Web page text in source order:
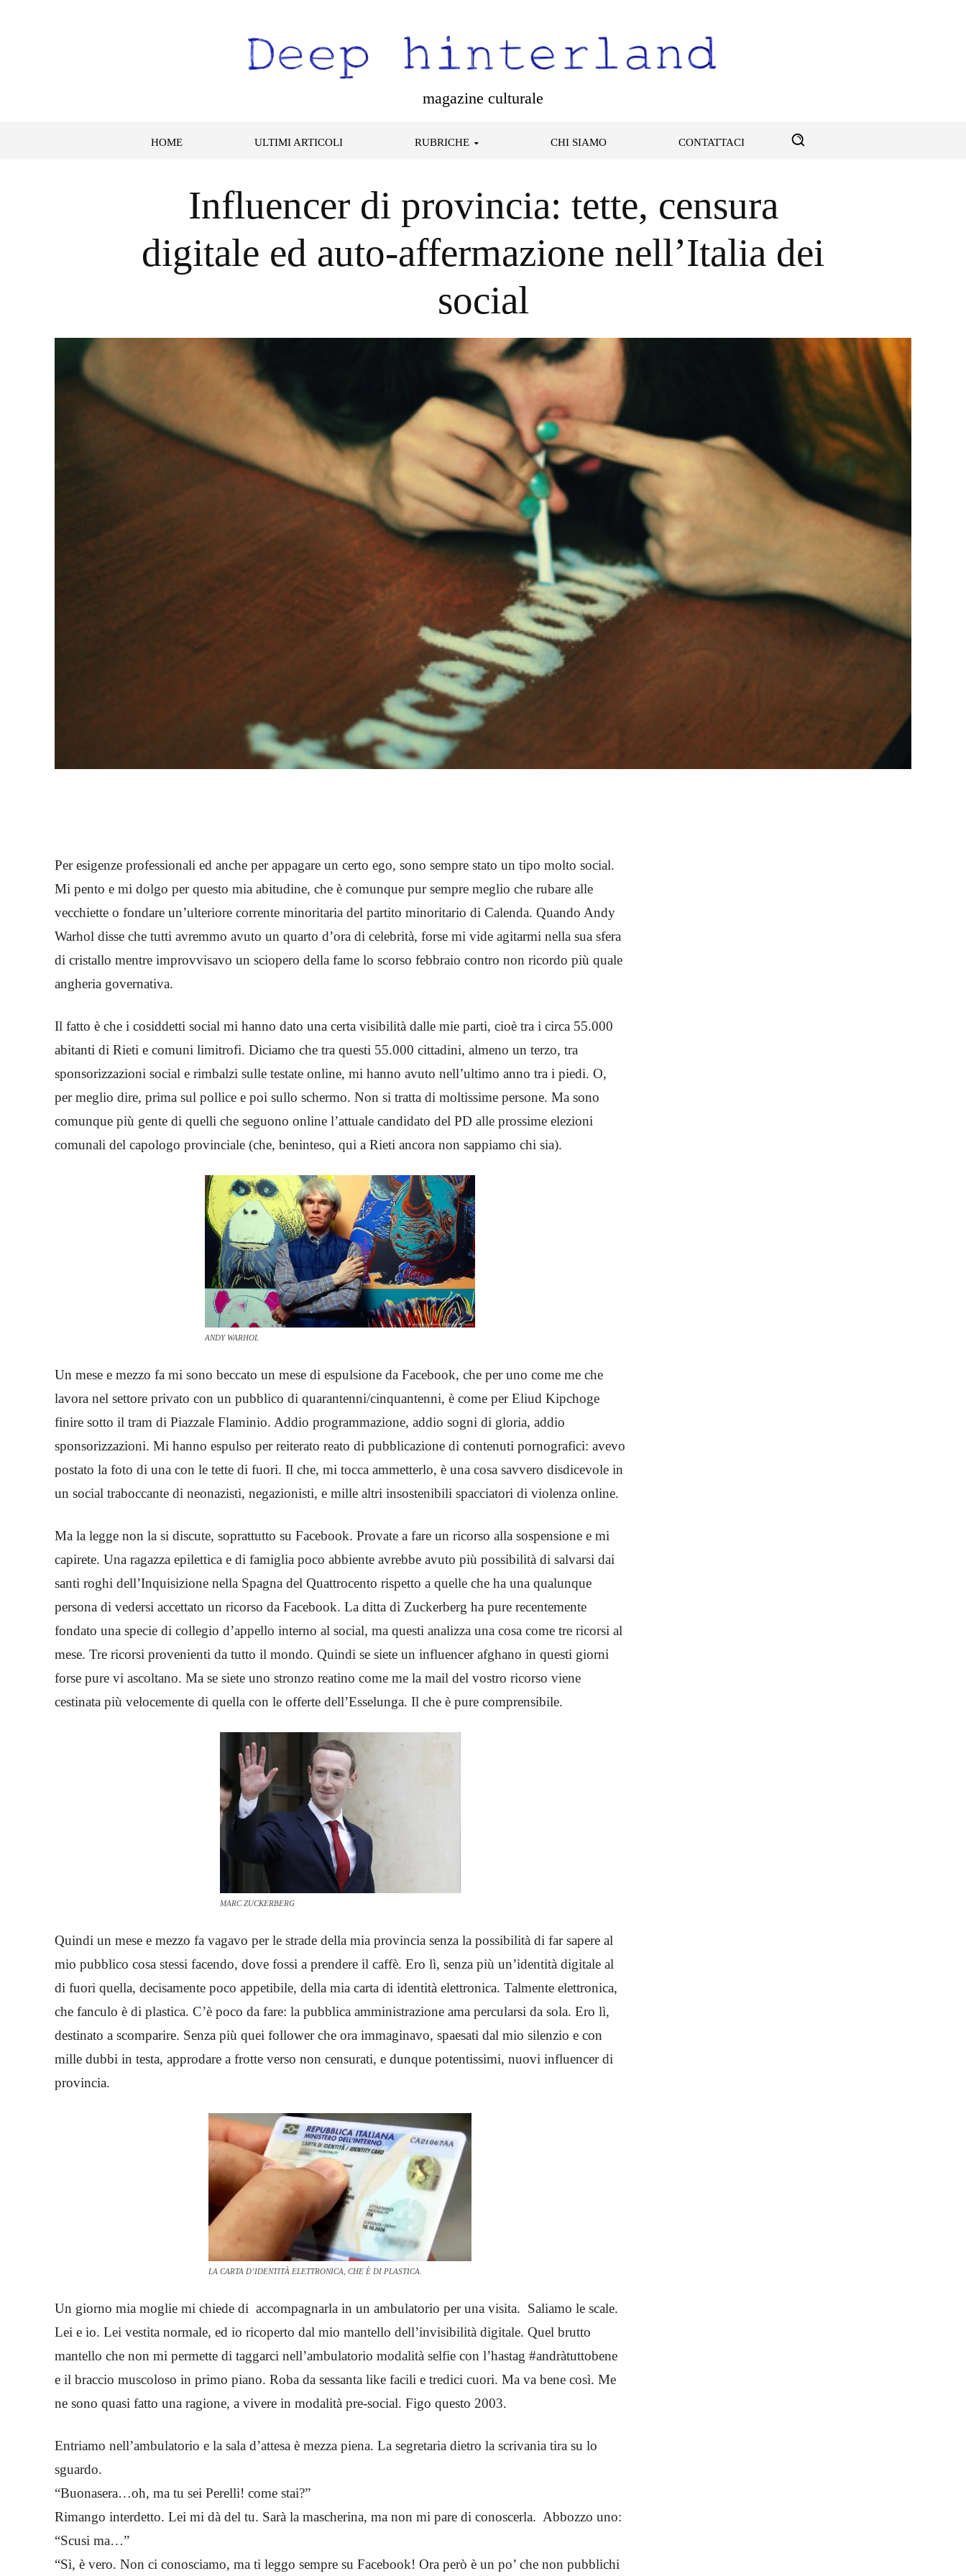
magazine culturale
HOME ULTIMI ARTICOLI RUBRICHE CHI SIAMO CONTATTACI
Influencer di provincia: tette, censura
digitale ed auto-affermazione nell’Italia dei
social
Per esigenze professionali ed anche per appagare un certo ego, sono sempre stato un tipo molto social.
Mi pento e mi dolgo per questo mia abitudine, che è comunque pur sempre meglio che rubare alle
vecchiette o fondare un’ulteriore corrente minoritaria del partito minoritario di Calenda. Quando Andy
Warhol disse che tutti avremmo avuto un quarto d’ora di celebrità, forse mi vide agitarmi nella sua sfera
di cristallo mentre improvvisavo un sciopero della fame lo scorso febbraio contro non ricordo più quale
angheria governativa.
Il fatto è che i cosiddetti social mi hanno dato una certa visibilità dalle mie parti, cioè tra i circa 55.000
abitanti di Rieti e comuni limitrofi. Diciamo che tra questi 55.000 cittadini, almeno un terzo, tra
sponsorizzazioni social e rimbalzi sulle testate online, mi hanno avuto nell’ultimo anno tra i piedi. O,
per meglio dire, prima sul pollice e poi sullo schermo. Non si tratta di moltissime persone. Ma sono
comunque più gente di quelli che seguono online l’attuale candidato del PD alle prossime elezioni
comunali del capologo provinciale (che, beninteso, qui a Rieti ancora non sappiamo chi sia).
ANDY WARHOL
Un mese e mezzo fa mi sono beccato un mese di espulsione da Facebook, che per uno come me che
lavora nel settore privato con un pubblico di quarantenni/cinquantenni, è come per Eliud Kipchoge
finire sotto il tram di Piazzale Flaminio. Addio programmazione, addio sogni di gloria, addio
sponsorizzazioni. Mi hanno espulso per reiterato reato di pubblicazione di contenuti pornografici: avevo
postato la foto di una con le tette di fuori. Il che, mi tocca ammetterlo, è una cosa savvero disdicevole in
un social traboccante di neonazisti, negazionisti, e mille altri insostenibili spacciatori di violenza online.
Ma la legge non la si discute, soprattutto su Facebook. Provate a fare un ricorso alla sospensione e mi
capirete. Una ragazza epilettica e di famiglia poco abbiente avrebbe avuto più possibilità di salvarsi dai
santi roghi dell’Inquisizione nella Spagna del Quattrocento rispetto a quelle che ha una qualunque
persona di vedersi accettato un ricorso da Facebook. La ditta di Zuckerberg ha pure recentemente
fondato una specie di collegio d’appello interno al social, ma questi analizza una cosa come tre ricorsi al
mese. Tre ricorsi provenienti da tutto il mondo. Quindi se siete un influencer afghano in questi giorni
forse pure vi ascoltano. Ma se siete uno stronzo reatino come me la mail del vostro ricorso viene
cestinata più velocemente di quella con le offerte dell’Esselunga. Il che è pure comprensibile.
MARC ZUCKERBERG
Quindi un mese e mezzo fa vagavo per le strade della mia provincia senza la possibilità di far sapere al
mio pubblico cosa stessi facendo, dove fossi a prendere il caffè. Ero lì, senza più un’identità digitale al
di fuori quella, decisamente poco appetibile, della mia carta di identità elettronica. Talmente elettronica,
che fanculo è di plastica. C’è poco da fare: la pubblica amministrazione ama percularsi da sola. Ero lì,
destinato a scomparire. Senza più quei follower che ora immaginavo, spaesati dal mio silenzio e con
mille dubbi in testa, approdare a frotte verso non censurati, e dunque potentissimi, nuovi influencer di
provincia.
LA CARTA D’IDENTITÀ ELETTRONICA, CHE È DI PLASTICA.
Un giorno mia moglie mi chiede di accompagnarla in un ambulatorio per una visita. Saliamo le scale.
Lei e io. Lei vestita normale, ed io ricoperto dal mio mantello dell’invisibilità digitale. Quel brutto
mantello che non mi permette di taggarci nell’ambulatorio modalità selfie con l’hastag #andràtuttobene
e il braccio muscoloso in primo piano. Roba da sessanta like facili e tredici cuori. Ma va bene così. Me
ne sono quasi fatto una ragione, a vivere in modalità pre-social. Figo questo 2003.
Entriamo nell’ambulatorio e la sala d’attesa è mezza piena. La segretaria dietro la scrivania tira su lo
sguardo.
“Buonasera…oh, ma tu sei Perelli! come stai?”
Rimango interdetto. Lei mi dà del tu. Sarà la mascherina, ma non mi pare di conoscerla. Abbozzo uno:
“Scusi ma…”
“Sì, è vero. Non ci conosciamo, ma ti leggo sempre su Facebook! Ora però è un po’ che non pubblichi